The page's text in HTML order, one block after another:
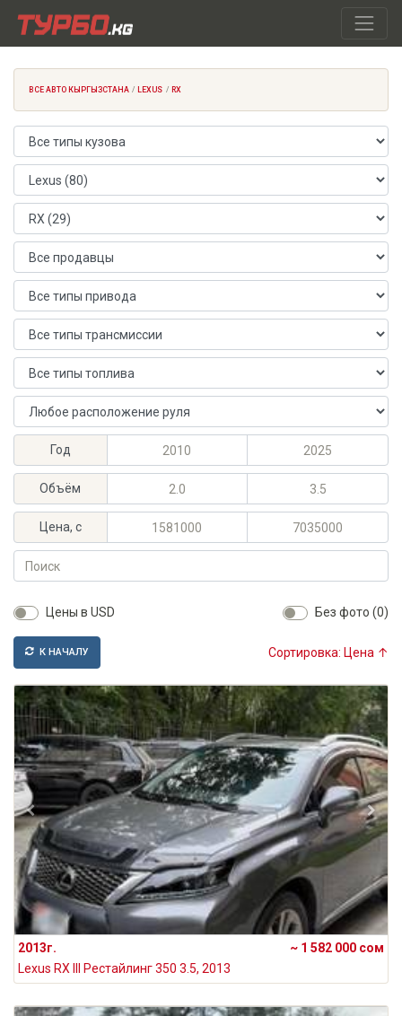
ВСЕ АВТО КЫРГЫЗСТАНА LEXUS RX
Тип кузова
Марка автомобиля
Модель автомобиля
Продавец
Тип привода
Тип трансмиссии
Тип топлива
Расположение руля
Год
Максимальный год выпуска
Минимальный год выпуска
Объём
Максимальный объём, л
Минимальный объём, л
Цена, с
Максимальная цена, KGS
Минимальная цена, KGS
Поиск
Цены в USD Без фото (0)
К НАЧАЛУ Сортировка: Цена ↑
2013г.
~ 1 582 000 сом
Lexus RX III Рестайлинг 350 3.5, 2013